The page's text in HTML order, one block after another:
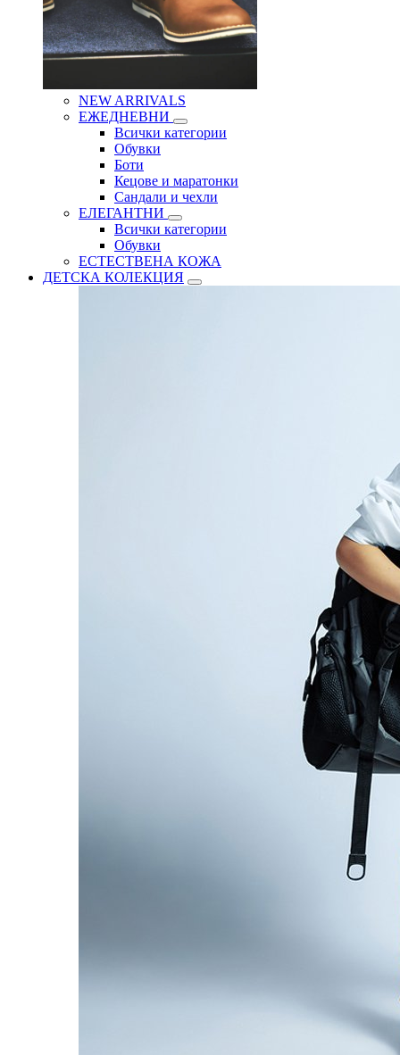
NEW ARRIVALS
ЕЖЕДНЕВНИ
Всички категории
Обувки
Боти
Кецове и маратонки
Сандали и чехли
ЕЛЕГАНТНИ
Всички категории
Обувки
ЕСТЕСТВЕНА КОЖА
ДЕТСКА КОЛЕКЦИЯ